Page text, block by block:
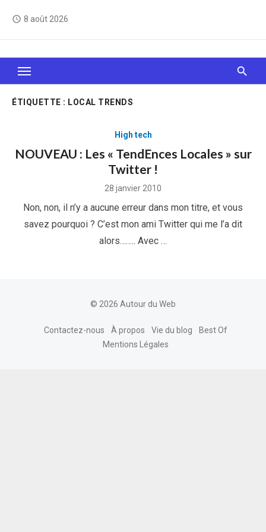
access_time 8 août 2026
Le Web, c'est comme une boîte de chocolats… On
sait jamais sur quoi on va tomber !
ÉTIQUETTE : LOCAL TRENDS
High tech
NOUVEAU : Les « TendEnces Locales » sur
Twitter !
Posted
28 janvier 2010
Non, non, il n’y a aucune erreur dans mon titre, et vous
savez pourquoi ? C’est mon ami Twitter qui me l’a dit
alors…….. Avec …
© 2026 Autour du Web
Contactez-nous À propos Vie du blog
Best Of
Mentions Légales